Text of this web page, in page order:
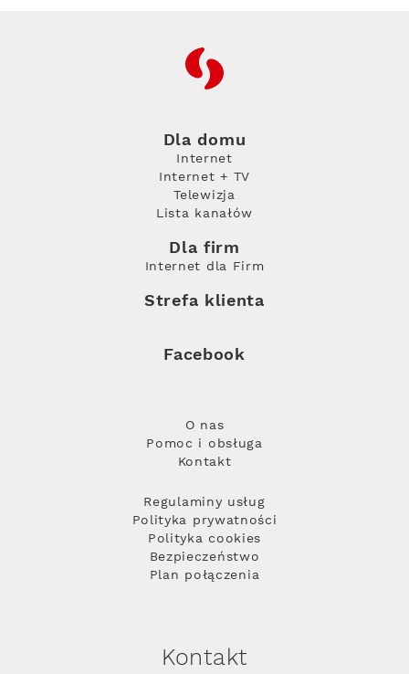
RFC
Dla domu
Internet
Internet + TV
Telewizja
Lista kanałów
Dla firm
Internet dla Firm
Strefa klienta
Facebook
O nas
Pomoc i obsługa
Kontakt
Regulaminy usług
Polityka prywatności
Polityka cookies
Bezpieczeństwo
Plan połączenia
Kontakt